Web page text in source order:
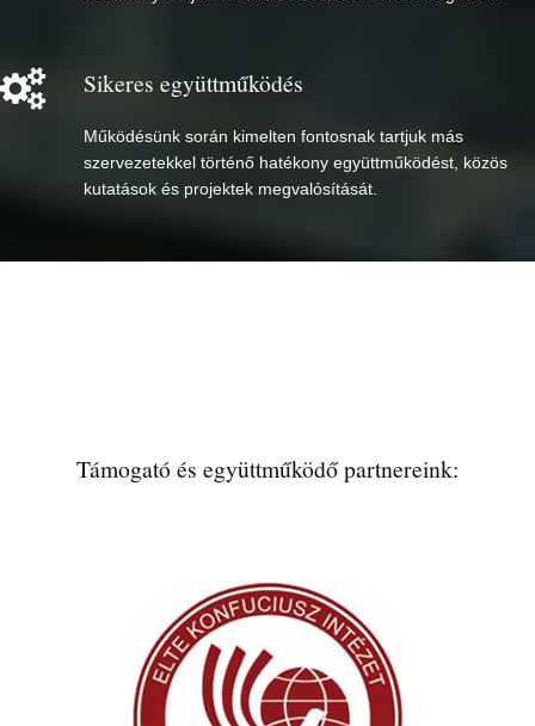
Sikeres együttműködés
Működésünk során kimelten fontosnak tartjuk más
szervezetekkel történő hatékony együttműködést, közös
kutatások és projektek megvalósítását.
Támogató és együttműködő partnereink: